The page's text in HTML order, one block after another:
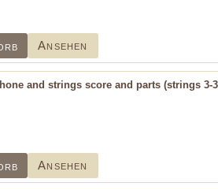
Ansehen
and strings score and parts (strings 3-
Ansehen